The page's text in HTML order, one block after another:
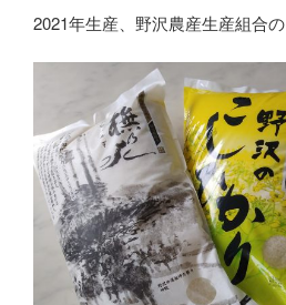
2021年生産、野沢農産生産組合の